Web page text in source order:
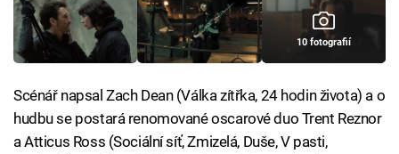
10 fotografií
Scénář napsal Zach Dean (Válka zítřka, 24 hodin života) a o
hudbu se postará renomované oscarové duo Trent Reznor
a Atticus Ross (Sociální síť, Zmizelá, Duše, V pasti,